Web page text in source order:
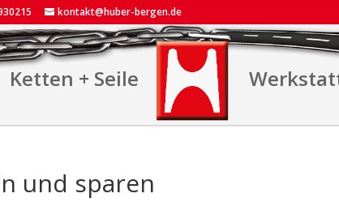
kontakt@huber-bergen.de
Ketten + Seile
und sparen